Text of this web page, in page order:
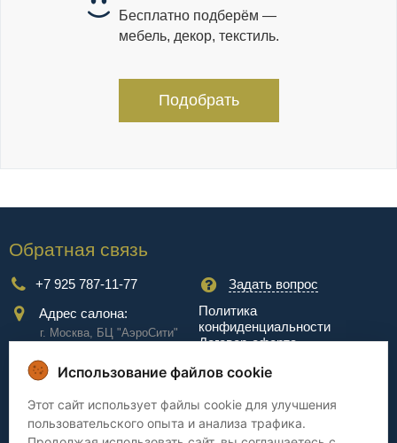
Бесплатно подберём —
мебель, декор, текстиль.
Подобрать
Обратная связь
+7 925 787-11-77
Задать вопрос
Адрес салона:
г. Москва, БЦ "АэроCити"
Куркинское ш., стр.2, 17
этаж
Политика
конфиденциальности
Договор-оферта
Сервис
Доставка Сборка
Использование файлов cookie
Этот сайт использует файлы cookie для улучшения
пользовательского опыта и анализа трафика.